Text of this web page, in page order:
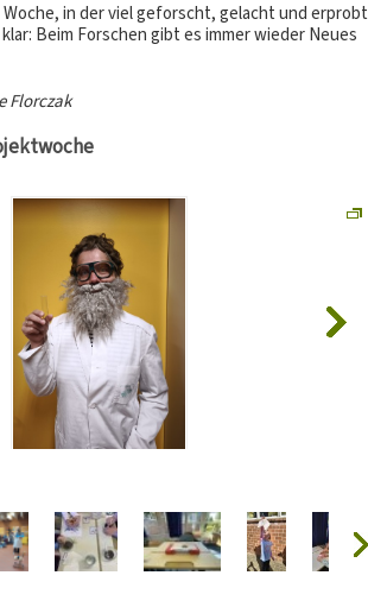
in der viel geforscht, gelacht und erprobt
Beim Forschen gibt es immer wieder Neues
Florczak